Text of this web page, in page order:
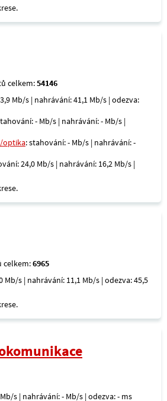
celkem:54146
Mb/s | nahrávání: 41,1 Mb/s | odezva:
- Mb/s | nahrávání: - Mb/s |
optika: stahování: - Mb/s | nahrávání: -
24,0 Mb/s | nahrávání: 16,2 Mb/s |
celkem:6965
Mb/s | nahrávání: 11,1 Mb/s | odezva: 45,5
s | nahrávání: - Mb/s | odezva: - ms